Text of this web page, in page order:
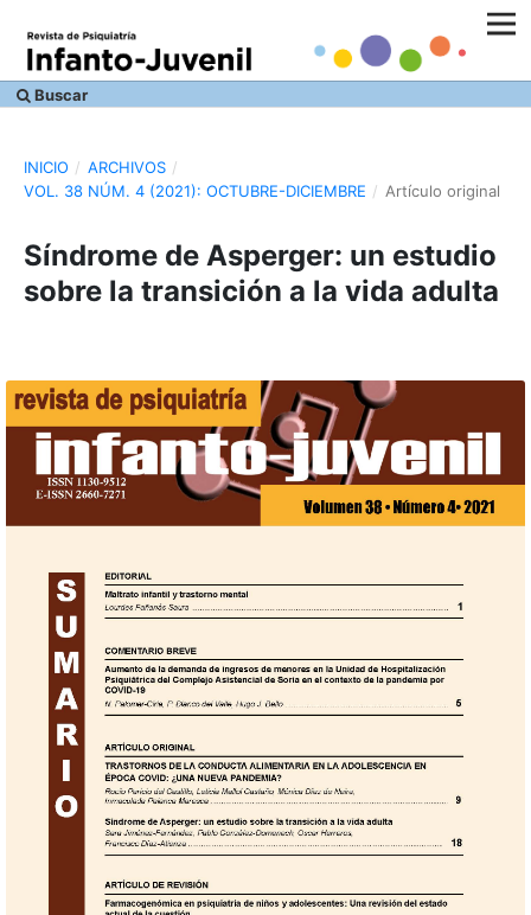
Buscar
INICIO / ARCHIVOS /
VOL. 38 NÚM. 4 (2021): OCTUBRE-DICIEMBRE / Artículo original
Síndrome de Asperger: un estudio
sobre la transición a la vida adulta